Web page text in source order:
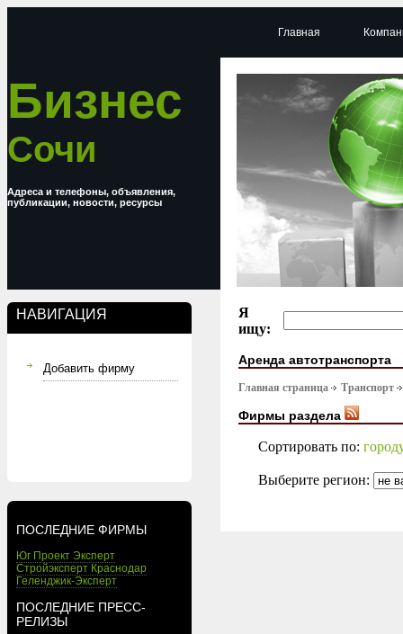
Бизнес
Сочи
Адреса и телефоны, объявления,
публикации, новости, ресурсы
НАВИГАЦИЯ
Добавить фирму
ПОСЛЕДНИЕ ФИРМЫ
Юг Проект Эксперт
Стройэксперт Краснодар
Геленджик-Эксперт
ПОСЛЕДНИЕ ПРЕСС-
РЕЛИЗЫ
Главная
Я
ищу:
Аренда автотранспорта
Главная страница Транспорт
Фирмы раздела
Сортировать по:
Выберите регион: